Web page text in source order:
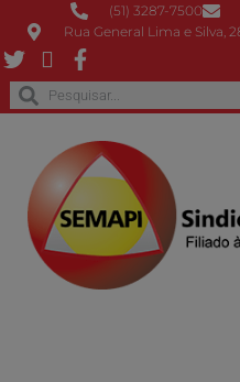
(51) 3287-7500
Rua General Lima e Silva,